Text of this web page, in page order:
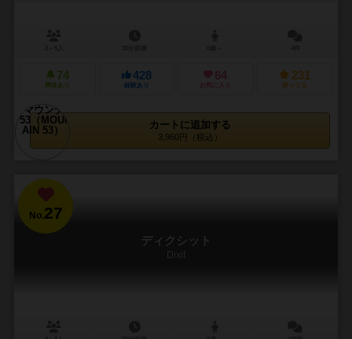
74
興味あり
428
経験あり
64
お気に入り
231
持ってる
カートに追加する
3,960円（税込）
No.27
ディクシット
Dixit